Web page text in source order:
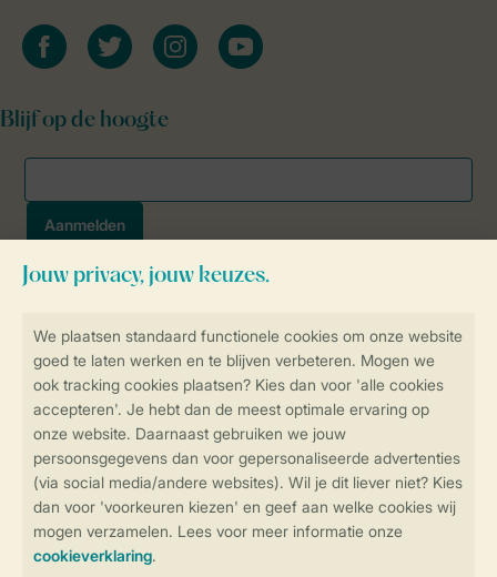
Controle over jouw gegevens &
privacy
SSL certificaat
Veilige gegevensoverdracht
Veilige betaling
facebooktwitter instagramyoutube
Blijf op de hoogte